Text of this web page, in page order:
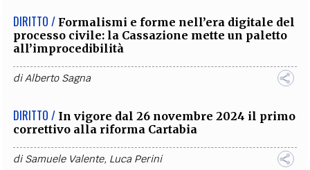
DIRITTO / Formalismi e forme nell’era digitale del
processo civile: la Cassazione mette un paletto
all’improcedibilità
diAlberto Sagna
DIRITTO / In vigore dal 26 novembre 2024 il primo
correttivo alla riforma Cartabia
diSamuele Valente, Luca Perini